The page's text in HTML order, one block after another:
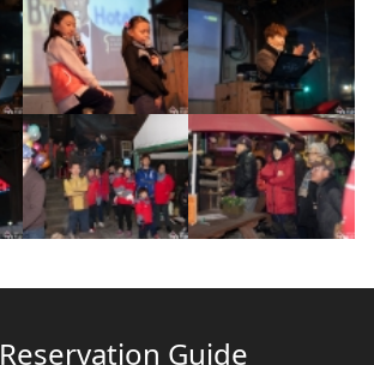
Reservation Guide